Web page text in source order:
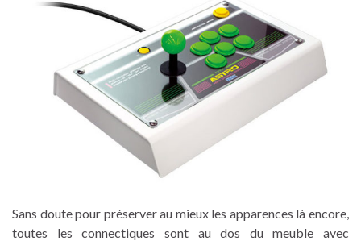
Sans doute pour préserver au mieux les apparences là encore,
toutes les connectiques sont au dos du meuble avec